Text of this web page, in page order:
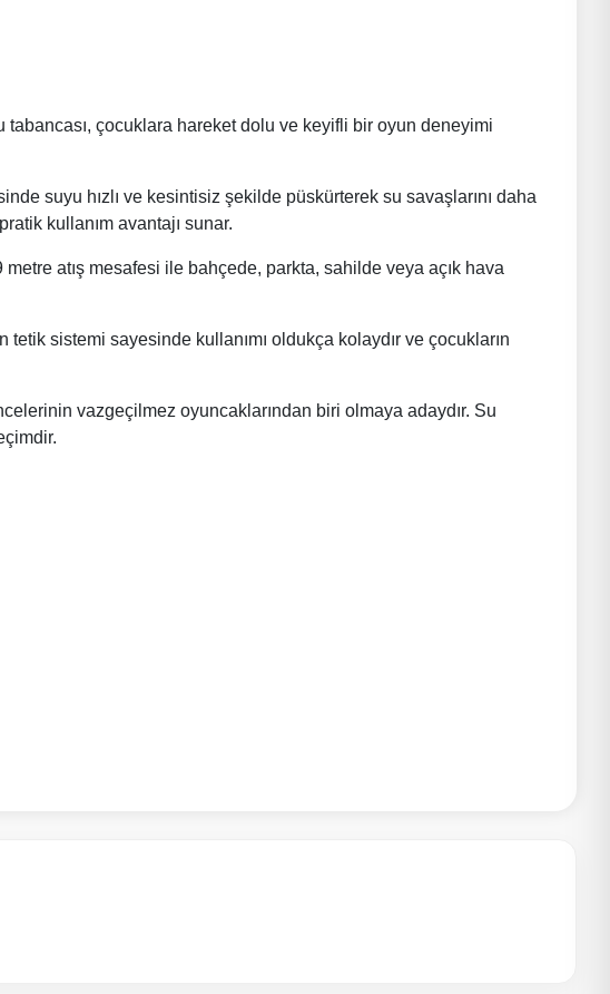
tabancası, çocuklara hareket dolu ve keyifli bir oyun deneyimi
suyu hızlı ve kesintisiz şekilde püskürterek su savaşlarını daha
kullanım avantajı sunar.
metre atış mesafesi ile bahçede, parkta, sahilde veya açık hava
sistemi sayesinde kullanımı oldukça kolaydır ve çocukların
vazgeçilmez oyuncaklarından biri olmaya adaydır. Su